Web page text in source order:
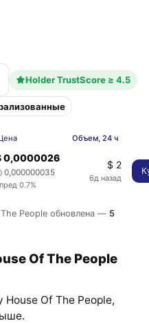
Holder TrustScore ≥ 4.5
Объем, 24 ч
0,0000026
0,000000035
0.7%
$ 2
6д назад
People обновлена — 5
Of The People
House Of The People,